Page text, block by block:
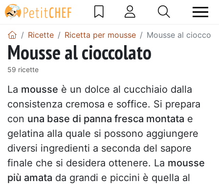
Ricette Ricetta per mousse Mousse al
Mousse al cioccolato
59 ricette
La mousse è un dolce al cucchiaio dalla
consistenza cremosa e soffice. Si prepara
con una base di panna fresca montata e
gelatina alla quale si possono aggiungere
diversi ingredienti a seconda del sapore
finale che si desidera ottenere. La mousse
più amata da grandi e piccini è quella al